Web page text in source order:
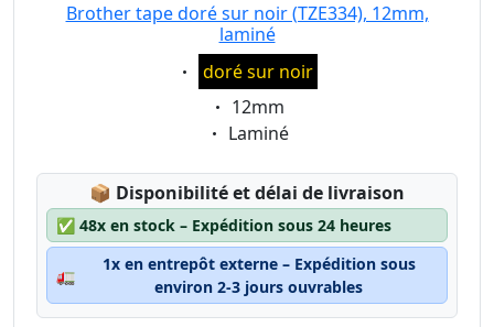
Brother tape doré sur noir (TZE334), 12mm,
laminé
Eigenschaft:
doré sur noir
Eigenschaft:
12mm
Eigenschaft:
Laminé
📦 Lagerstatus:
Disponibilité et délai de livraison
✅ 48x en stock – Expédition sous 24 heures
🚛
1x en entrepôt externe – Expédition sous
environ 2-3 jours ouvrables